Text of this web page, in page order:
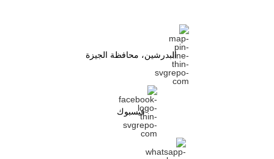
البدرشين، محافظة الجيزة
فيسبوك